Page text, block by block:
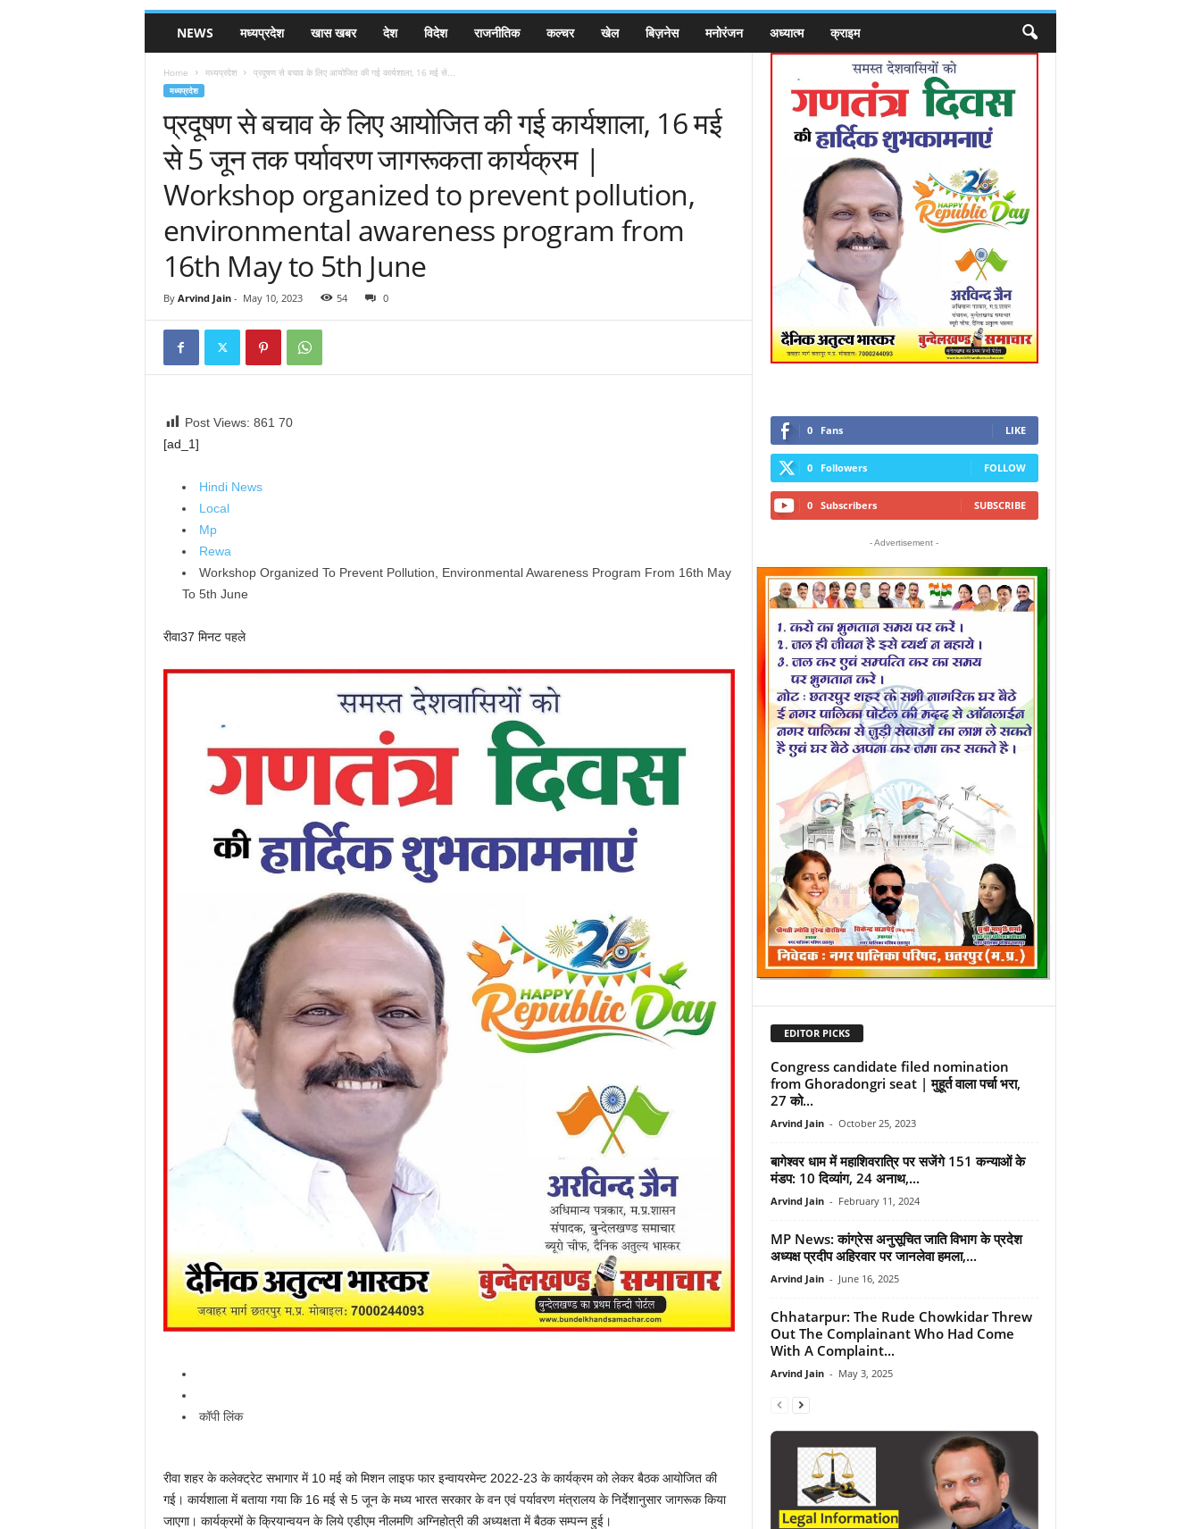
NEWS मध्यप्रदेश खास खबर देश विदेश राजनीतिक कल्चर खेल बिज़नेस मनोरंजन अध्यात्म क्राइम
Home मध्यप्रदेश प्रदूषण से बचाव के लिए आयोजित की गई कार्यशाला, 16 मई से...
मध्यप्रदेश
प्रदूषण से बचाव के लिए आयोजित की गई कार्यशाला, 16 मई
से 5 जून तक पर्यावरण जागरूकता कार्यक्रम |
Workshop organized to prevent pollution,
environmental awareness program from
16th May to 5th June
By Arvind Jain- May 10, 2023 54 0
Post Views: 861 70
[ad_1]
Hindi News
Local
Mp
Rewa
Workshop Organized To Prevent Pollution, Environmental Awareness Program From 16th May
To 5th June
रीवा37 मिनट पहले
कॉपी लिंक
रीवा शहर के कलेक्ट्रेट सभागार में 10 मई को मिशन लाइफ फार इन्वायरमेन्ट 2022-23 के कार्यक्रम को लेकर बैठक आयोजित की
गई। कार्यशाला में बताया गया कि 16 मई से 5 जून के मध्य भारत सरकार के वन एवं पर्यावरण मंत्रालय के निर्देशानुसार जागरूक किया
जाएगा। कार्यक्रमों के क्रियान्वयन के लिये एडीएम नीलमणि अग्निहोत्री की अध्यक्षता में बैठक सम्पन्न हुई।
0 Fans LIKE
0 Followers FOLLOW
0 Subscribers SUBSCRIBE
- Advertisement -
EDITOR PICKS
Congress candidate filed nomination
from Ghoradongri seat | मुहूर्त वाला पर्चा भरा,
27 को...
Arvind Jain - October 25, 2023
बागेश्वर धाम में महाशिवरात्रि पर सजेंगे 151 कन्याओं के
मंडप: 10 दिव्यांग, 24 अनाथ,...
Arvind Jain - February 11, 2024
MP News: कांग्रेस अनुसूचित जाति विभाग के प्रदेश
अध्यक्ष प्रदीप अहिरवार पर जानलेवा हमला,...
Arvind Jain - June 16, 2025
Chhatarpur: The Rude Chowkidar Threw
Out The Complainant Who Had Come
With A Complaint...
Arvind Jain - May 3, 2025